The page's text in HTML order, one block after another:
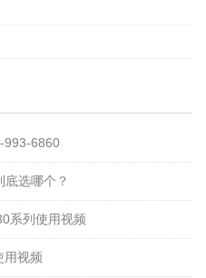
993-6860
选哪个？
系列使用视频
用视频